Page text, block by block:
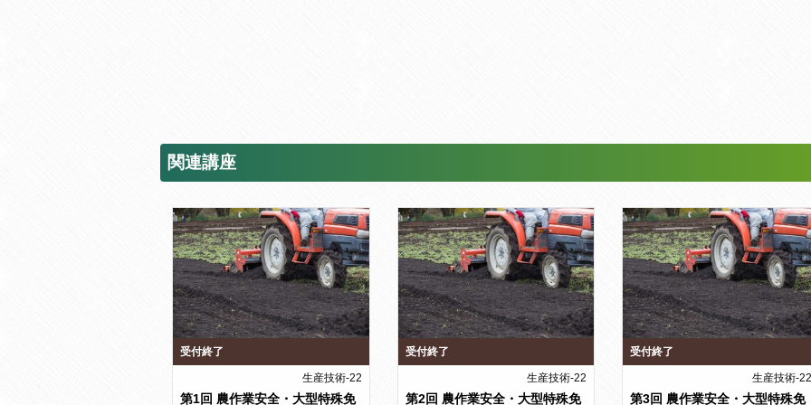
関連講座
受付終了
生産技術-22
第1回 農作業安全・大型特殊免
受付終了
生産技術-22
第2回 農作業安全・大型特殊免
受付終了
生産技術-22
第3回 農作業安全・大型特殊免